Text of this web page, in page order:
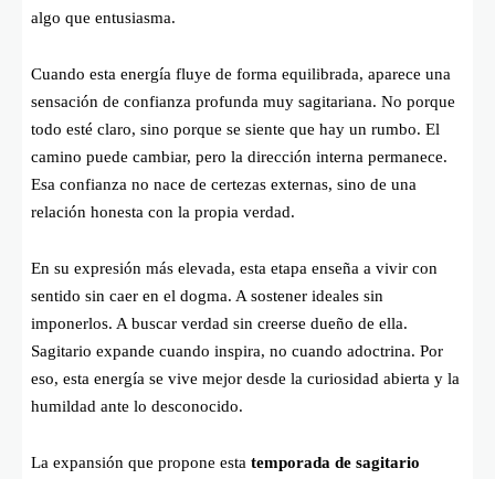
algo que entusiasma.
Cuando esta energía fluye de forma equilibrada, aparece una
sensación de confianza profunda muy sagitariana. No porque
todo esté claro, sino porque se siente que hay un rumbo. El
camino puede cambiar, pero la dirección interna permanece.
Esa confianza no nace de certezas externas, sino de una
relación honesta con la propia verdad.
En su expresión más elevada, esta etapa enseña a vivir con
sentido sin caer en el dogma. A sostener ideales sin
imponerlos. A buscar verdad sin creerse dueño de ella.
Sagitario expande cuando inspira, no cuando adoctrina. Por
eso, esta energía se vive mejor desde la curiosidad abierta y la
humildad ante lo desconocido.
La expansión que propone esta temporada de sagitario